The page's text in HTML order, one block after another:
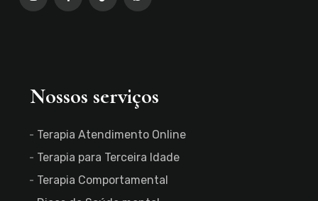
Nossos serviços
Terapia Atendimento Online
Terapia para Terceira Idade
Terapia Comportamental